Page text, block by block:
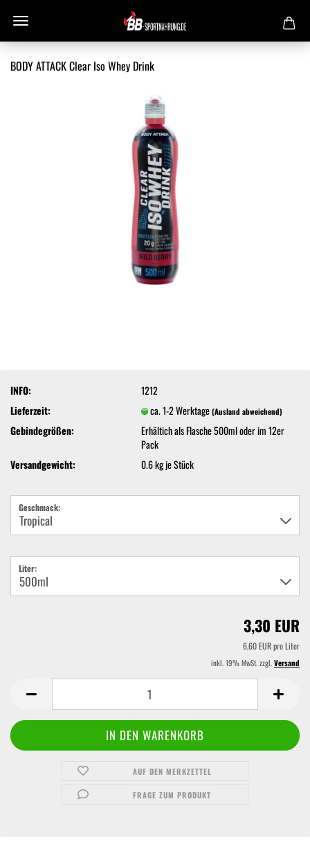
BODY ATTACK Clear Iso Whey Drink
INFO:
1212
Lieferzeit:
ca. 1-2 Werktage(Ausland abweichend)
Gebindegrößen:
Erhältich als Flasche 500ml oder im 12er
Pack
Versandgewicht:
0.6kg je Stück
Geschmack:
Liter:
3,30 EUR
6,60 EUR pro Liter
inkl. 19% MwSt. zzgl.Versand
AUF DEN MERKZETTEL
FRAGE ZUM PRODUKT